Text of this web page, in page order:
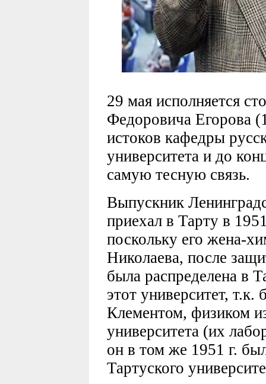
29 мая исполняется
Федоровича Егорова
истоков кафедры
университета и до
самую тесную связь.
Выпускник
приехал в Тарту в
поскольку его жена-
Николаева, после
была распределена в
этот университет,
Клементом, физиком
университета (их
он в том же 1951 г.
Тартуского